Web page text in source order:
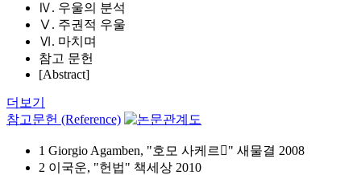
Ⅳ. 우울의 분석
Ⅴ. 주권적 우울
Ⅵ. 마치며
참고 문헌
[Abstract]
더보기
참고문헌 (Reference)
1 Giorgio Agamben, "호모 사케르" 새물결 2008
2 이국운, "헌법" 책세상 2010